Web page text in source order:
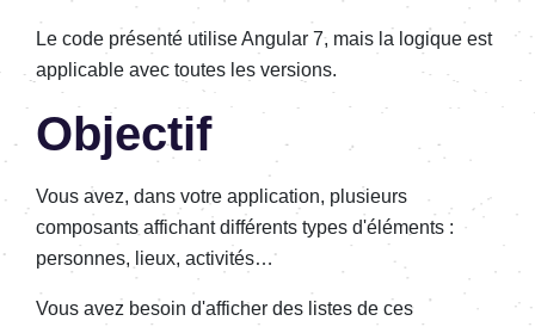
Le code présenté utilise Angular 7, mais la logique est
applicable avec toutes les versions.
Objectif
Vous avez, dans votre application, plusieurs
composants affichant différents types d'éléments :
personnes, lieux, activités…
Vous avez besoin d'afficher des listes de ces